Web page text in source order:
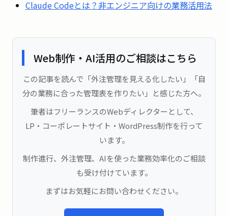
Claude Codeとは？非エンジニア向けの業務活用法
Web制作・AI活用のご相談はこちら
この記事を読んで「外注管理を見える化したい」「自
分の業務に合った管理表を作りたい」と感じた方へ。
筆者はフリーランスのWebディレクターとして、
LP・コーポレートサイト・WordPress制作を行って
います。
制作進行、外注管理、AIを使った業務効率化のご相談
も受け付けています。
まずはお気軽にお問い合わせください。